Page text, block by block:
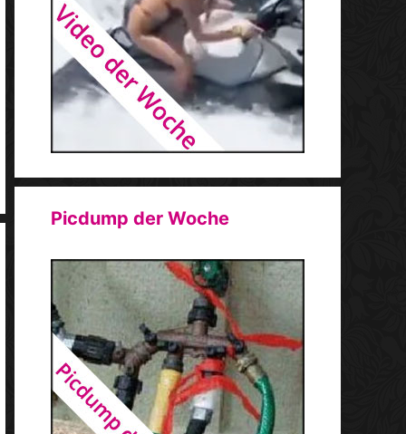
Picdump der Woche